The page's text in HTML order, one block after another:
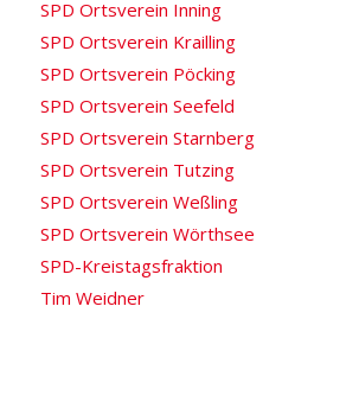
SPD Ortsverein Inning
SPD Ortsverein Krailling
SPD Ortsverein Pöcking
SPD Ortsverein Seefeld
SPD Ortsverein Starnberg
SPD Ortsverein Tutzing
SPD Ortsverein Weßling
SPD Ortsverein Wörthsee
SPD-Kreistagsfraktion
Tim Weidner